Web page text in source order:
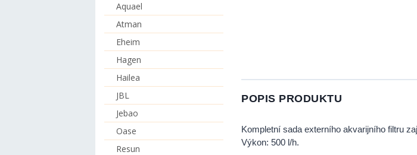
Aquael
Atman
Eheim
Hagen
Hailea
JBL
Jebao
Oase
Resun
POPIS PRODUKTU
Kompletní sada externího akvarijního filtru
Výkon: 500 l/h.